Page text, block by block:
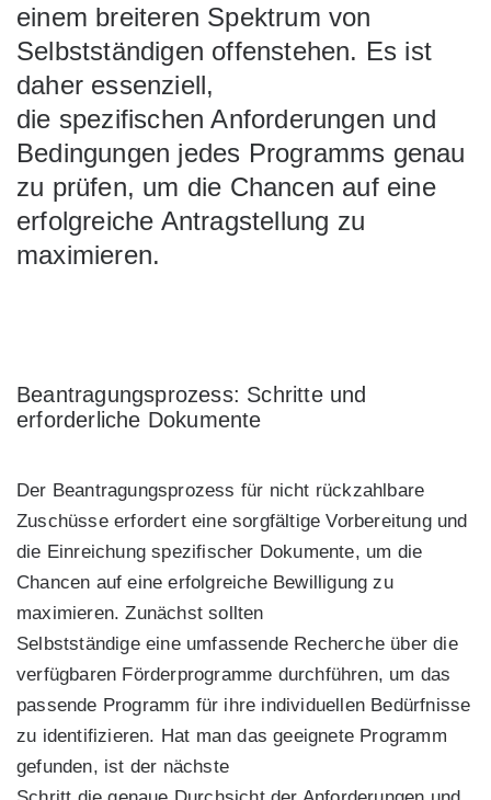
einem breiteren Spektrum von
Selbstständigen offenstehen. Es ist
daher essenziell,
die spezifischen Anforderungen und
Bedingungen jedes Programms genau
zu prüfen, um die Chancen auf eine
erfolgreiche Antragstellung zu
maximieren.
Beantragungsprozess: Schritte und
erforderliche Dokumente
Der Beantragungsprozess für nicht rückzahlbare
Zuschüsse erfordert eine sorgfältige Vorbereitung und
die Einreichung spezifischer Dokumente, um die
Chancen auf eine erfolgreiche Bewilligung zu
maximieren. Zunächst sollten
Selbstständige eine umfassende Recherche über die
verfügbaren Förderprogramme durchführen, um das
passende Programm für ihre individuellen Bedürfnisse
zu identifizieren. Hat man das geeignete Programm
gefunden, ist der nächste